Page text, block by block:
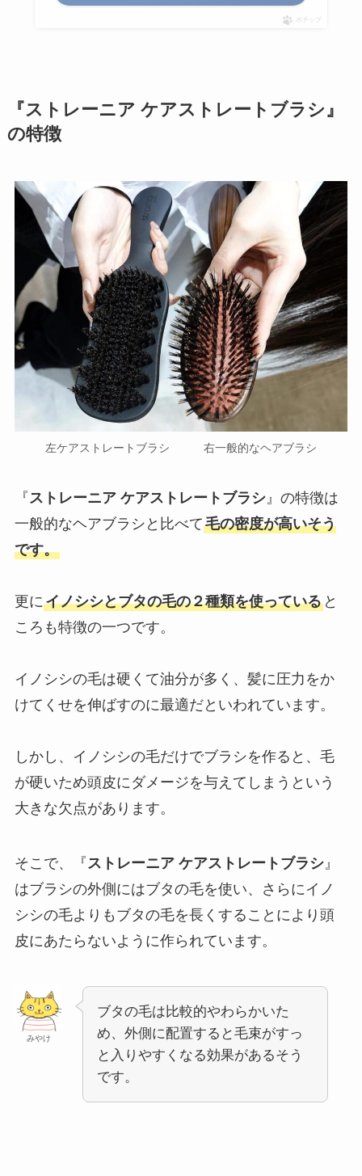
ポチップ
『ストレーニア ケアストレートブラシ』
の特徴
左ケアストレートブラシ 右一般的なヘアブラシ
『ストレーニア ケアストレートブラシ』の特徴は
一般的なヘアブラシと比べて毛の密度が高いそう
です。
更にイノシシとブタの毛の２種類を使っていると
ころも特徴の一つです。
イノシシの毛は硬くて油分が多く、髪に圧力をか
けてくせを伸ばすのに最適だといわれています。
しかし、イノシシの毛だけでブラシを作ると、毛
が硬いため頭皮にダメージを与えてしまうという
大きな欠点があります。
そこで、『ストレーニア ケアストレートブラシ』
はブラシの外側にはブタの毛を使い、さらにイノ
シシの毛よりもブタの毛を長くすることにより頭
皮にあたらないように作られています。
みやけ
ブタの毛は比較的やわらかいた
め、外側に配置すると毛束がすっ
と入りやすくなる効果があるそう
です。